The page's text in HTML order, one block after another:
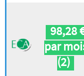
98,28
par
(2)